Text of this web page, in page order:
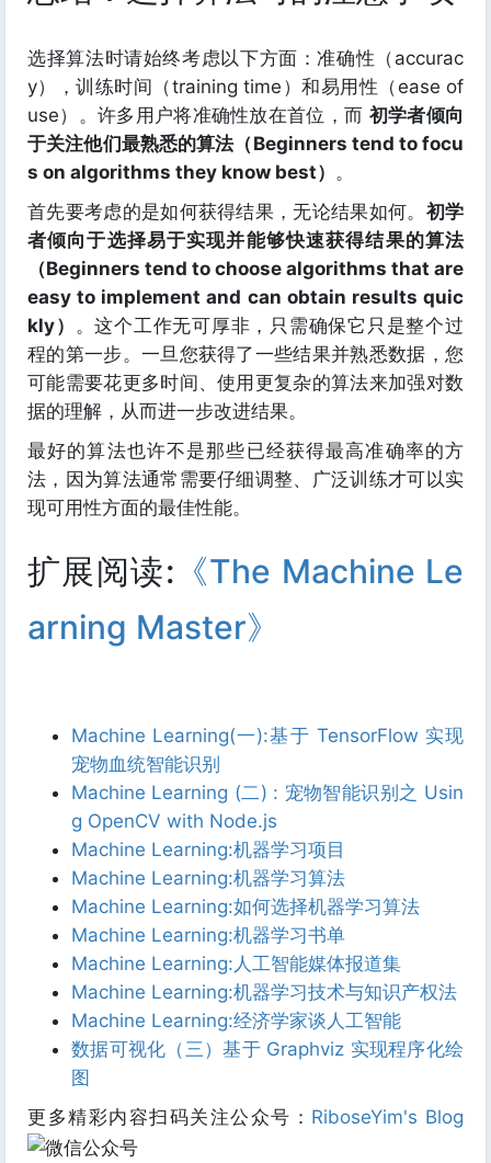
选择算法时请始终考虑以下方面：准确性（accurac
y），训练时间（training time）和易用性（ease of
use）。许多用户将准确性放在首位，而 初学者倾向
于关注他们最熟悉的算法（Beginners tend to focu
s on algorithms they know best） 。
首先要考虑的是如何获得结果，无论结果如何。 初学
者倾向于选择易于实现并能够快速获得结果的算法
（Beginners tend to choose algorithms that are
easy to implement and can obtain results quic
kly） 。这个工作无可厚非，只需确保它只是整个过
程的第一步。一旦您获得了一些结果并熟悉数据，您
可能需要花更多时间、使用更复杂的算法来加强对数
据的理解，从而进一步改进结果。
最好的算法也许不是那些已经获得最高准确率的方
法，因为算法通常需要仔细调整、广泛训练才可以实
现可用性方面的最佳性能。
扩展阅读: 《The Machine Le
arning Master》
Machine Learning(一):基于 TensorFlow 实现
宠物血统智能识别
Machine Learning (二) : 宠物智能识别之 Usin
g OpenCV with Node.js
Machine Learning:机器学习项目
Machine Learning:机器学习算法
Machine Learning:如何选择机器学习算法
Machine Learning:机器学习书单
Machine Learning:人工智能媒体报道集
Machine Learning:机器学习技术与知识产权法
Machine Learning:经济学家谈人工智能
数据可视化（三）基于 Graphviz 实现程序化绘
图
更多精彩内容扫码关注公众号： RiboseYim's Blog